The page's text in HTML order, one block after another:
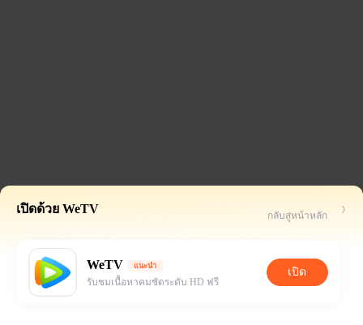
เปิดด้วย WeTV กลับสู่หน้าหลัก
WeTV แนะนำ
รับชมเนื้อหาคมชัดระดับ HD ฟรี
เปิด